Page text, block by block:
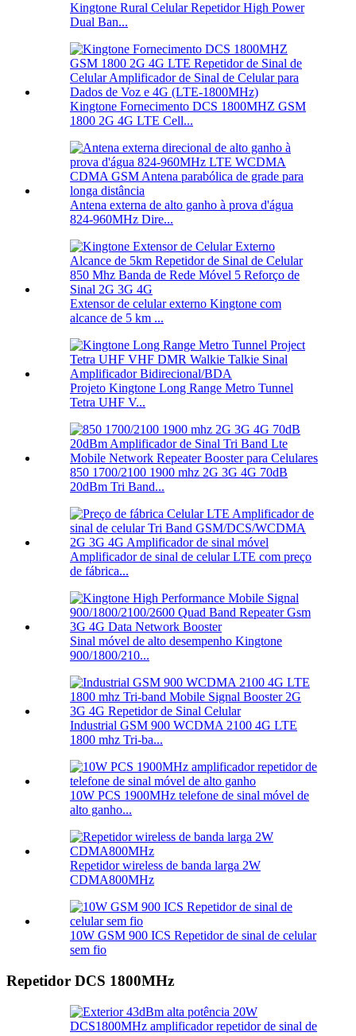
Kingtone Rural Celular Repetidor High Power
Dual Ban...
Kingtone Fornecimento DCS 1800MHZ GSM
1800 2G 4G LTE Cell...
Antena externa de alto ganho à prova d'água
824-960MHz Dire...
Extensor de celular externo Kingtone com
alcance de 5 km ...
Projeto Kingtone Long Range Metro Tunnel
Tetra UHF V...
850 1700/2100 1900 mhz 2G 3G 4G 70dB
20dBm Tri Band...
Amplificador de sinal de celular LTE com preço
de fábrica...
Sinal móvel de alto desempenho Kingtone
900/1800/210...
Industrial GSM 900 WCDMA 2100 4G LTE
1800 mhz Tri-ba...
10W PCS 1900MHz telefone de sinal móvel de
alto ganho...
Repetidor wireless de banda larga 2W
CDMA800MHz
10W GSM 900 ICS Repetidor de sinal de celular
sem fio
Repetidor DCS 1800MHz